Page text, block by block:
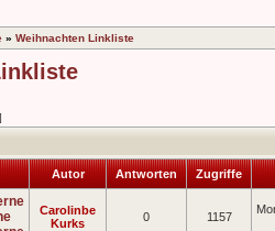
» Weihnachten Linkliste
Autor Antworten Zugriffe
Carolinbe
Kurks
0 1157